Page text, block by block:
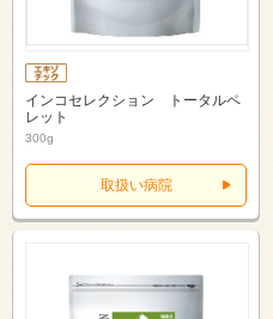
インコセレクション トータルペ
レット
300g
取扱い病院